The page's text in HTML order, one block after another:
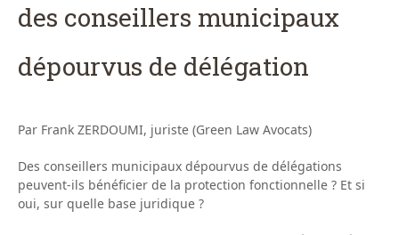
des conseillers municipaux
dépourvus de délégation
Par Frank ZERDOUMI, juriste (Green Law Avocats)
Des conseillers municipaux dépourvus de délégations
peuvent-ils bénéficier de la protection fonctionnelle ? Et si
oui, sur quelle base juridique ?